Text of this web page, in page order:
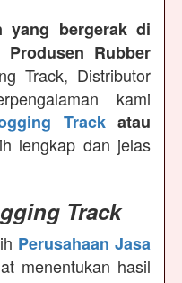
yang bergerak di
Produsen Rubber
Track, Distributor
kami
Trackatau
lengkap dan jelas
Track
Perusahaan Jasa
menentukan hasil